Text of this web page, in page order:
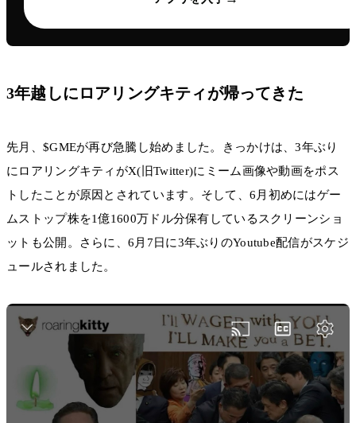
3年越しにロアリングキティが帰ってきた
先月、$GMEが再び急騰し始めました。きっかけは、3年ぶり
にロアリングキティがX(旧Twitter)にミーム画像や動画をポス
トしたことが原因とされています。そして、6月初めにはゲー
ムストップ株を1億1600万ドル分保有しているスクリーンショ
ットも公開。さらに、6月7日に3年ぶりのYoutube配信がスケジ
ュールされました。